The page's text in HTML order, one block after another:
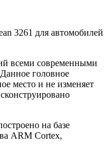
3261 для автомобилей
всеми современными
головное
место и не изменяет
на базе
ARM Cortex,